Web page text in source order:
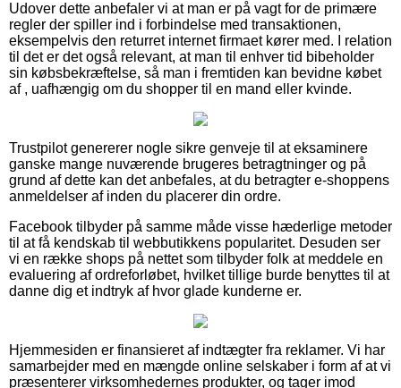
Udover dette anbefaler vi at man er på vagt for de primære
regler der spiller ind i forbindelse med transaktionen,
eksempelvis den returret internet firmaet kører med. I relation
til det er det også relevant, at man til enhver tid bibeholder
sin købsbekræftelse, så man i fremtiden kan bevidne købet
af , uafhængig om du shopper til en mand eller kvinde.
Trustpilot genererer nogle sikre genveje til at eksaminere
ganske mange nuværende brugeres betragtninger og på
grund af dette kan det anbefales, at du betragter e-shoppens
anmeldelser af inden du placerer din ordre.
Facebook tilbyder på samme måde visse hæderlige metoder
til at få kendskab til webbutikkens popularitet. Desuden ser
vi en række shops på nettet som tilbyder folk at meddele en
evaluering af ordreforløbet, hvilket tillige burde benyttes til at
danne dig et indtryk af hvor glade kunderne er.
Hjemmesiden er finansieret af indtægter fra reklamer. Vi har
samarbejder med en mængde online selskaber i form af at vi
præsenterer virksomhedernes produkter, og tager imod